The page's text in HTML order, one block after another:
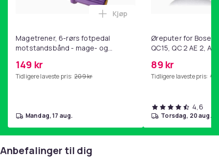
Magetrener, 6-rørs fotpedal
motstandsbånd - mage- og
hjemmegymnastikk Purple
149 kr
Tidligere laveste pris: 209 kr
Legg Magetrener, 6-rørs
Kjøp
mandag, 17 aug.
Øreputer for Bose
QC15, QC 2 AE 2, AE
89 kr
Tidligere laveste pris: 99
4,6
torsdag, 20 aug.
Anbefalinger til dig